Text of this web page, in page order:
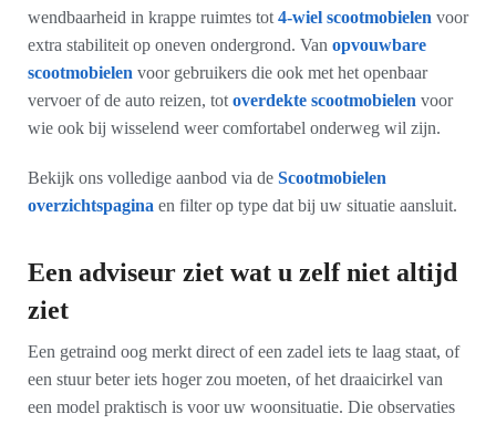
wendbaarheid in krappe ruimtes tot 4-wiel scootmobielen voor
extra stabiliteit op oneven ondergrond. Van opvouwbare
scootmobielen voor gebruikers die ook met het openbaar
vervoer of de auto reizen, tot overdekte scootmobielen voor
wie ook bij wisselend weer comfortabel onderweg wil zijn.
Bekijk ons volledige aanbod via de Scootmobielen
overzichtspagina en filter op type dat bij uw situatie aansluit.
Een adviseur ziet wat u zelf niet altijd
ziet
Een getraind oog merkt direct of een zadel iets te laag staat, of
een stuur beter iets hoger zou moeten, of het draaicirkel van
een model praktisch is voor uw woonsituatie. Die observaties